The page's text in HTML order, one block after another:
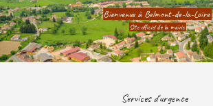
Bienvenue à Belmont-de-la-Loire
Site officiel de la mairie
Services d'urgence